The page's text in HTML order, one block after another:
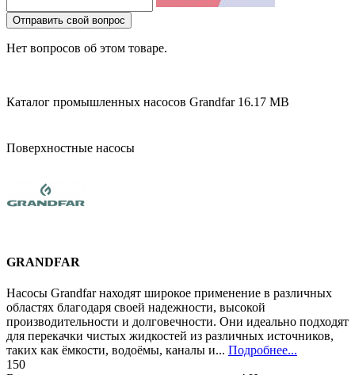
Отправить свой вопрос
Нет вопросов об этом товаре.
Каталог промышленных насосов Grandfar 16.17 MB
Поверхностные насосы
GRANDFAR
Насосы Grandfar находят широкое применение в различных
областях благодаря своей надежности, высокой
производительности и долговечности. Они идеально подходят
для перекачки чистых жидкостей из различных источников,
таких как ёмкости, водоёмы, каналы и... Подробнее...
150